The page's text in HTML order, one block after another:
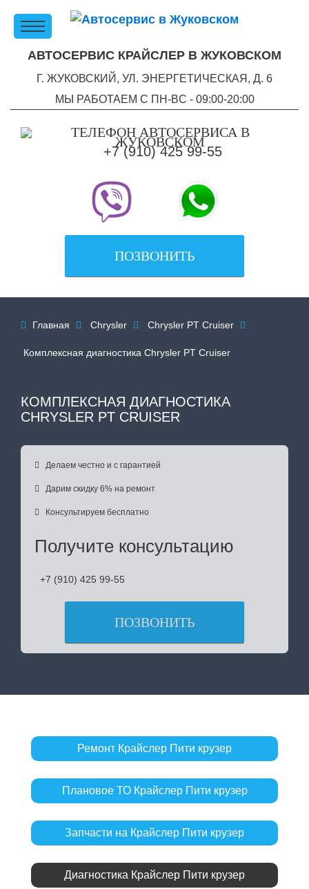
АВТОСЕРВИС КРАЙСЛЕР В ЖУКОВСКОМ
Г. ЖУКОВСКИЙ, УЛ. ЭНЕРГЕТИЧЕСКАЯ, Д. 6
МЫ РАБОТАЕМ С ПН-ВC - 09:00-20:00
+7 (910) 425 99-55
ПОЗВОНИТЬ
 Главная  Chrysler  Chrysler PT Cruiser 
Комплексная диагностика Chrysler PT Cruiser
КОМПЛЕКСНАЯ ДИАГНОСТИКА
CHRYSLER PT CRUISER
 Делаем честно и с гарантией
 Дарим скидку 6% на ремонт
 Консультируем бесплатно
Получите консультацию
+7 (910) 425 99-55
ПОЗВОНИТЬ
Ремонт Крайслер Пити крузер
Плановое ТО Крайслер Пити крузер
Запчасти на Крайслер Пити крузер
Диагностика Крайслер Пити крузер